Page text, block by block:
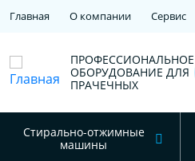
Главная О компании Сервис
ПРОФЕССИОНАЛЬНОЕ
ОБОРУДОВАНИЕ ДЛЯ
ПРАЧЕЧНЫХ
Стирально-отжимные
машины